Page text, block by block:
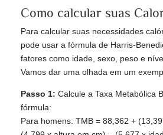
Como calcular suas
Para calcular suas necessidades
pode usar a fórmula de Harris-
fatores como idade, sexo, peso e
Vamos dar uma olhada em um
Passo 1: Calcule a Taxa Metabólica
fórmula:
Para homens: TMB = 88,362 +